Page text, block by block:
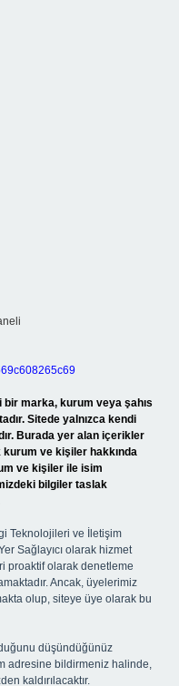
marka, kurum veya şahıs
Sitede yalnızca kendi
Burada yer alan içerikler
ve kişiler hakkında
ve kişiler ile isim
bilgiler taslak
Teknolojileri ve İletişim
Sağlayıcı olarak hizmet
proaktif olarak denetleme
Ancak, üyelerimiz
olup, siteye üye olarak bu
düşündüğünüz
adresine bildirmeniz halinde,
kaldırılacaktır.